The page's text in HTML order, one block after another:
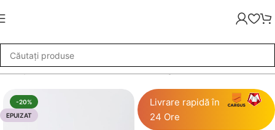
cu masa si 2 fotolii, culoare gri antracit Blooma Diva
-20%
EPUIZAT
Livrare rapidă în
24 Ore